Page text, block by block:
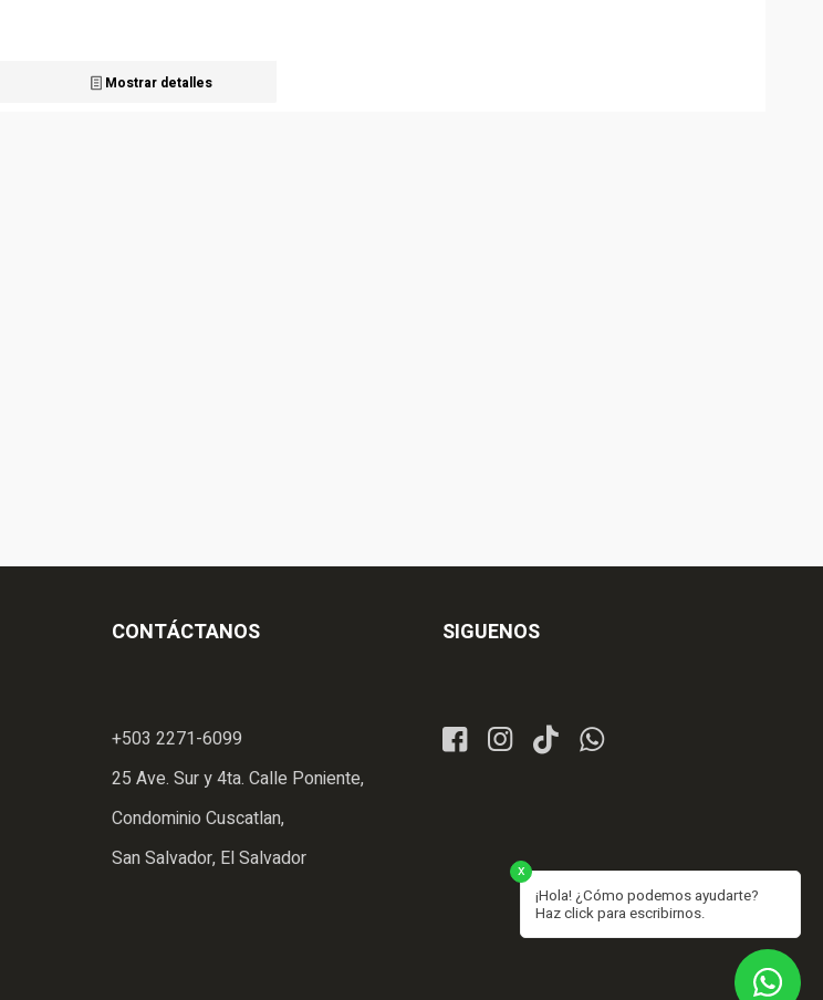
Mostrar detalles
CONTÁCTANOS
+503 2271-6099
25 Ave. Sur y 4ta. Calle Poniente,
Condominio Cuscatlan,
San Salvador, El Salvador
SIGUENOS
x
¡Hola! ¿Cómo podemos ayudarte?
Haz click para escribirnos.